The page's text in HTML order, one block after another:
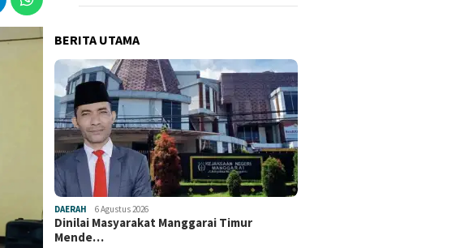
BERITA UTAMA
DAERAH 6 Agustus 2026
Dinilai Masyarakat Manggarai Timur
Mende…